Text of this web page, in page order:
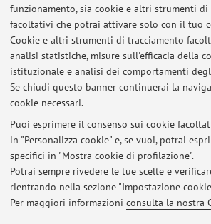
funzionamento, sia cookie e altri strumenti di
facoltativi che potrai attivare solo con il tuo
Cookie e altri strumenti di tracciamento
analisi statistiche, misure sull'efficacia della
istituzionale e analisi dei comportamenti
Se chiudi questo banner continuerai la
cookie necessari.
Puoi esprimere il consenso sui cookie
in "Personalizza cookie" e, se vuoi, potrai
specifici in "Mostra cookie di profilazione".
Potrai sempre rivedere le tue scelte e
rientrando nella sezione "Impostazione
Per maggiori informazioni consulta la nostra
Diritto delle infrastrutture e dei
delle infrastrutture dei trasporti
sostenibile (Ravenna) - Date
invernale
Si comunicano le seguenti le date
sessione invernale: - 10 dicembre
gennaio 2026, ore 11.30 - 22
febbraio 2026, ore 11.30 La
degli appelli su Almaesami, con
di riferimento (cui ...
Pubblicato il: 18 ottobre 2023